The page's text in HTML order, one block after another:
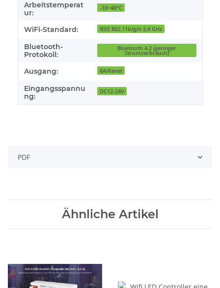
Arbeitstemperat
ur:
-10~40°C
WiFi-Standard: IEEE 802.11b/g/n 2,4 GHz
Bluetooth-
Protokoll:
Bluetooth 4.2 (geringer
Stromverbrauch)
Ausgang: 6A/Kanal
Eingangsspannu
ng:
DC12-24V
PDF
Ähnliche Artikel